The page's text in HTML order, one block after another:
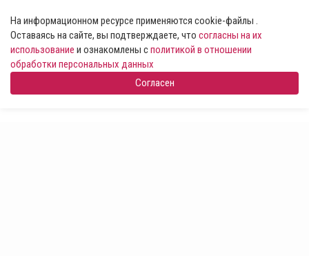
На информационном ресурсе применяются cookie-файлы .
Оставаясь на сайте, вы подтверждаете, что согласны на их
использование и ознакомлены сполитикой в отношении
обработки персональных данных
Согласен